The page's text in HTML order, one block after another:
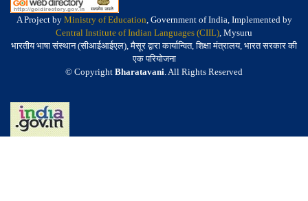
A Project by Ministry of Education, Government of India, Implemented by
Central Institute of Indian Languages (CIIL), Mysuru
भारतीय भाषा संस्थान (सीआईआईएल), मैसूर द्वारा कार्यान्वित, शिक्षा मंत्रालय, भारत सरकार की
एक परियोजना
© Copyright Bharatavani. All Rights Reserved